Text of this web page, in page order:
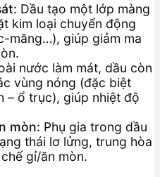
Dầu tạo một lớp màng
kim loại chuyển động
măng…), giúp giảm ma
nước làm mát, dầu còn
vùng nóng (đặc biệt
– ổ trục), giúp nhiệt độ
mòn: Phụ gia trong dầu
thái lơ lửng, trung hòa
gỉ/ăn mòn.